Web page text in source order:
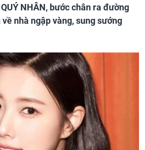
NHÂN, bước chân ra đường
nhà ngập vàng, sung sướng